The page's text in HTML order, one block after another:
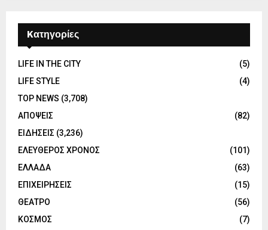
Kατηγορίες
LIFE IN THE CITY
(5)
LIFE STYLE
(4)
TOP NEWS (3,708)
ΑΠΟΨΕΙΣ
(82)
ΕΙΔΗΣΕΙΣ (3,236)
ΕΛΕΥΘΕΡΟΣ ΧΡΟΝΟΣ
(101)
ΕΛΛΑΔΑ
(63)
ΕΠΙΧΕΙΡΗΣΕΙΣ
(15)
ΘΕΑΤΡΟ
(56)
ΚΟΣΜΟΣ
(7)